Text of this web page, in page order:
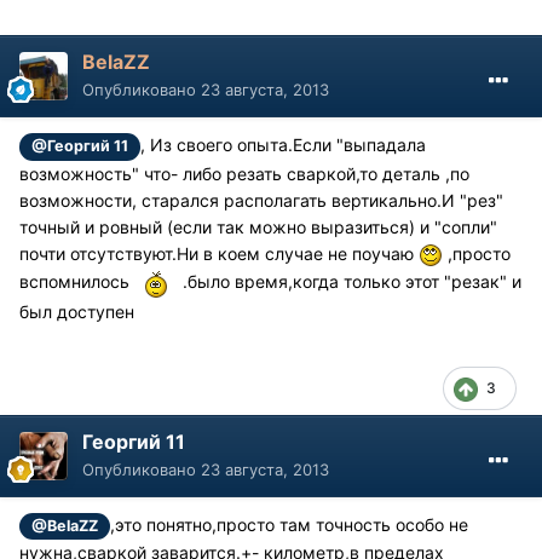
BelaZZ
Опубликовано 23 августа, 2013
@Георгий 11
, Из своего опыта.Если "выпадала
возможность" что- либо резать сваркой,то деталь ,по
возможности, старался располагать вертикально.И "рез"
точный и ровный (если так можно выразиться) и "сопли"
почти отсутствуют.Ни в коем случае не поучаю
,просто
вспомнилось
.было время,когда только этот "резак" и
был доступен
3
Георгий 11
Опубликовано 23 августа, 2013
@BelaZZ
,это понятно,просто там точность особо не
нужна,сваркой заварится.+- километр,в пределах